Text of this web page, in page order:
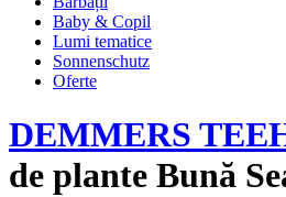
Baby & Copil
Lumi tematice
Sonnenschutz
Oferte
DEMMERS
de plante Bună